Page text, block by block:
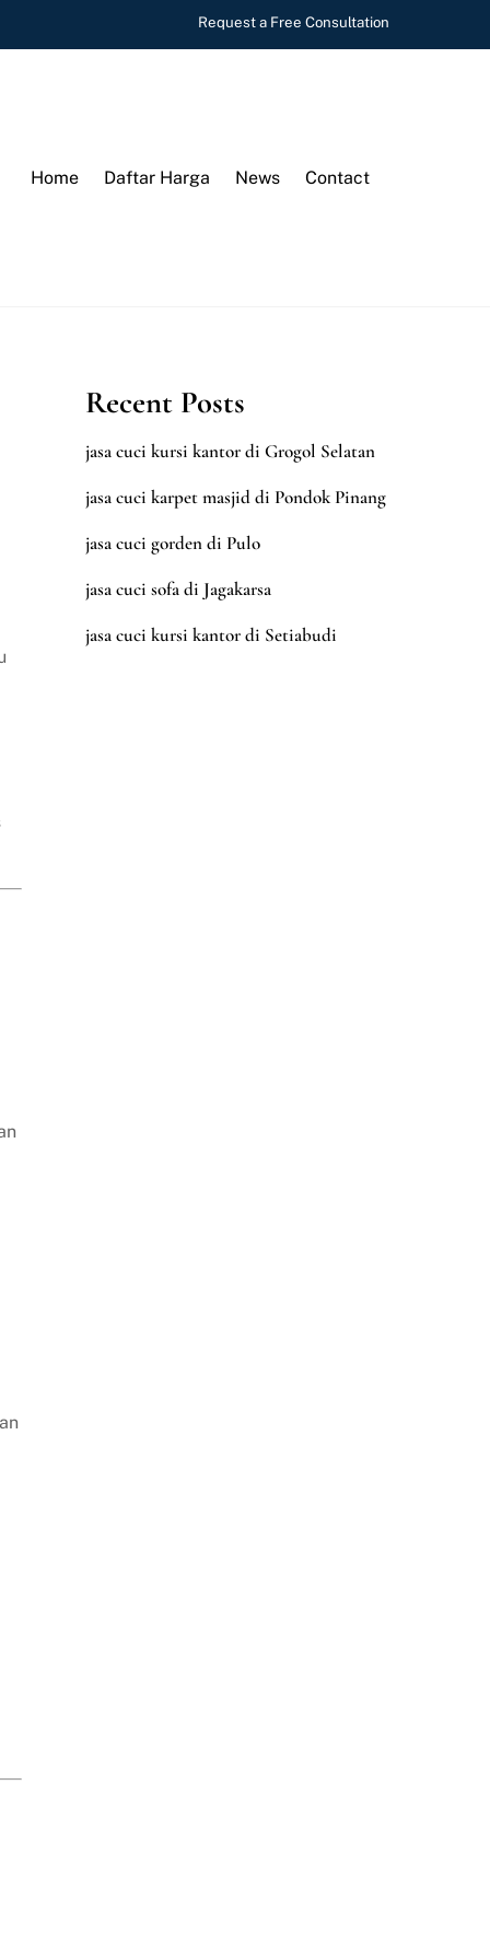
Request a Free Consultation
Home Daftar Harga News Contact
Recent Posts
jasa cuci kursi kantor di Grogol Selatan
jasa cuci karpet masjid di Pondok Pinang
jasa cuci gorden di Pulo
jasa cuci sofa di Jagakarsa
jasa cuci kursi kantor di Setiabudi